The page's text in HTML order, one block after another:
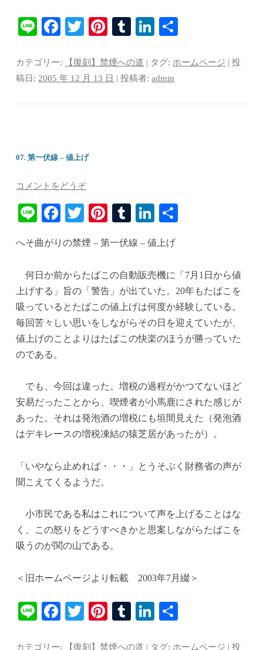
Li
Fa
bo
ok
T
tte
r
Pi
er
es
T
m
bl
Li
ed
In
カテゴリー: 【復刻】禁煙への道 | タグ:ホームページ | 投
稿日:2005 年 12 月 13 日 |投稿者:admin
07. 第一伏線 – 値上げ
コメントをどうぞ
Li
ne
Fa
ce
bo
ok
T
tte
r
Pi
er
es
t
T
m
bl
r
Li
nk
ed
In
へそ曲がりの禁煙 – 第一伏線 – 値上げ
何日か前からたばこの自動販売機に「7月1日から値
上げする」旨の「警告」が出ていた。20年もたばこを
吸っているとたばこの値上げは何度か経験している。
毎回苦々しい思いをしながらその日を迎えていたが、
値上げのことよりはたばこの快楽のほうが勝っていた
のである。
でも、今回は違った。増税の過程がかつてないほど
安易だったことから、喫煙者が小馬鹿にされた感じが
あった。それは発泡酒の増税にも垣間見えた（発泡酒
はデキレースの増税凍結の猿芝居があったが）。
「いやなら止めれば・・・」とうそぶく財務省の声が
聞こえてくるようだ。
小市民である私はこれについて声を上げることはな
く、この怒りをどうすべきかと思案しながらたばこを
吸うのが関の山である。
＜旧ホームページより転載 2003年7月綴＞
Li
Fa T
Pi
T
Li
カテゴリー: 【復刻】禁煙への道 | タグ:ホームページ | 投